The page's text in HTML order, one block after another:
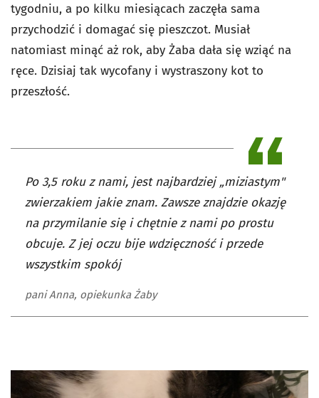
tygodniu, a po kilku miesiącach zaczęła sama
przychodzić i domagać się pieszczot. Musiał
natomiast minąć aż rok, aby Żaba dała się wziąć na
ręce. Dzisiaj tak wycofany i wystraszony kot to
przeszłość.
Po 3,5 roku z nami, jest najbardziej „miziastym"
zwierzakiem jakie znam. Zawsze znajdzie okazję
na przymilanie się i chętnie z nami po prostu
obcuje. Z jej oczu bije wdzięczność i przede
wszystkim spokój
pani Anna, opiekunka Żaby